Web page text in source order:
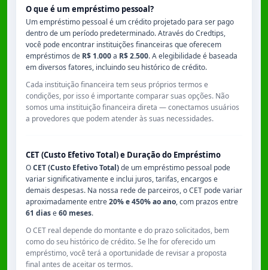
O que é um empréstimo pessoal?
Um empréstimo pessoal é um crédito projetado para ser pago
dentro de um período predeterminado. Através do Credtips,
você pode encontrar instituições financeiras que oferecem
empréstimos de R$ 1.000a R$ 2.500. A elegibilidade é baseada
em diversos fatores, incluindo seu histórico de crédito.
Cada instituição financeira tem seus próprios termos e
condições, por isso é importante comparar suas opções. Não
somos uma instituição financeira direta — conectamos usuários
a provedores que podem atender às suas necessidades.
CET (Custo Efetivo Total) e Duração do Empréstimo
OCET (Custo Efetivo Total)de um empréstimo pessoal pode
variar significativamente e inclui juros, tarifas, encargos e
demais despesas. Na nossa rede de parceiros, o CET pode variar
aproximadamente entre20% e 450% ao ano, com prazos entre
61 diase60 meses.
O CET real depende do montante e do prazo solicitados, bem
como do seu histórico de crédito. Se lhe for oferecido um
empréstimo, você terá a oportunidade de revisar a proposta
final antes de aceitar os termos.